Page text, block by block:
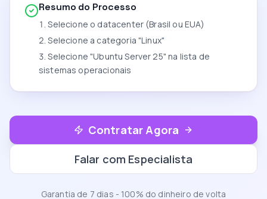
Resumo do Processo
Selecione o datacenter (Brasil ou EUA)
Selecione a categoria "Linux"
Selecione "Ubuntu Server 25" na lista de
sistemas operacionais
Contratar Agora
Falar com Especialista
Garantia de 7 dias - 100% do dinheiro de volta